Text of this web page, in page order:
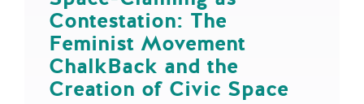
Contestation: The
Feminist Movement
ChalkBack and the
Creation of Civic Space